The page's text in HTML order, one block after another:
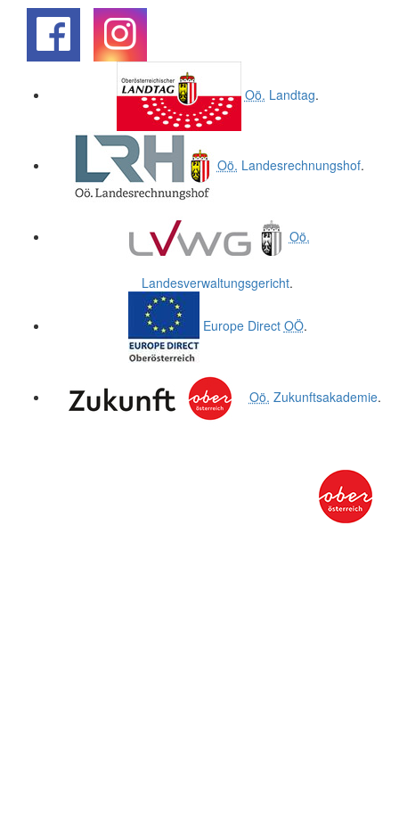
Oö. Landtag.
Oö. Landesrechnungshof.
Oö.
Landesverwaltungsgericht.
Europe Direct OÖ.
Oö. Zukunftsakademie.